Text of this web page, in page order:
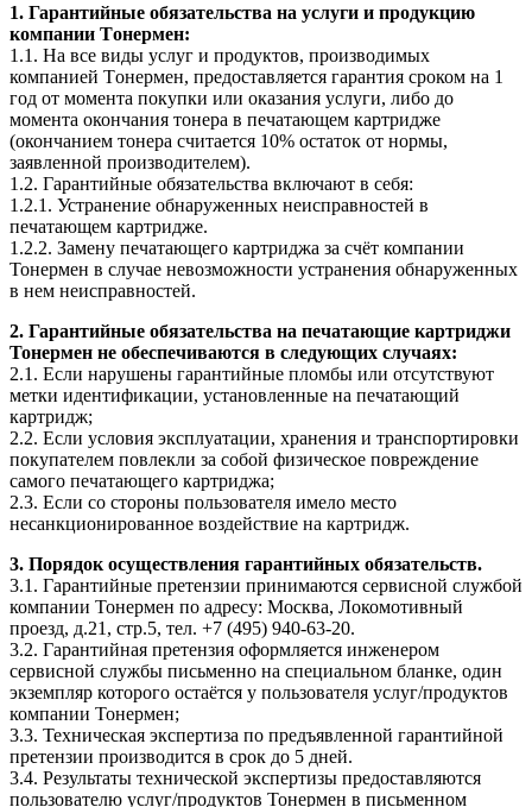
1. Гарантийные обязательства на услуги и продукцию
компании Tонермен:
1.1. На все виды услуг и продуктов, производимых
компанией Tонермен, предоставляется гарантия сроком на 1
год от момента покупки или оказания услуги, либо до
момента окончания тонера в печатающем картридже
(окончанием тонера считается 10% остаток от нормы,
заявленной производителем).
1.2. Гарантийные обязательства включают в себя:
1.2.1. Устранение обнаруженных неисправностей в
печатающем картридже.
1.2.2. Замену печатающего картриджа за счёт компании
Тонермен в случае невозможности устранения обнаруженных
в нем неисправностей.
2. Гарантийные обязательства на печатающие картриджи
Тонермен не обеспечиваются в следующих случаях:
2.1. Если нарушены гарантийные пломбы или отсутствуют
метки идентификации, установленные на печатающий
картридж;
2.2. Если условия эксплуатации, хранения и транспортировки
покупателем повлекли за собой физическое повреждение
самого печатающего картриджа;
2.3. Если со стороны пользователя имело место
несанкционированное воздействие на картридж.
3. Порядок осуществления гарантийных обязательств.
3.1. Гарантийные претензии принимаются сервисной службой
компании Тонермен по адресу: Москва, Локомотивный
проезд, д.21, стр.5, тел. +7 (495) 940-63-20.
3.2. Гарантийная претензия оформляется инженером
сервисной службы письменно на специальном бланке, один
экземпляр которого остаётся у пользователя услуг/продуктов
компании Тонермен;
3.3. Техническая экспертиза по предъявленной гарантийной
претензии производится в срок до 5 дней.
3.4. Результаты технической экспертизы предоставляются
пользователю услуг/продуктов Тонермен в письменном